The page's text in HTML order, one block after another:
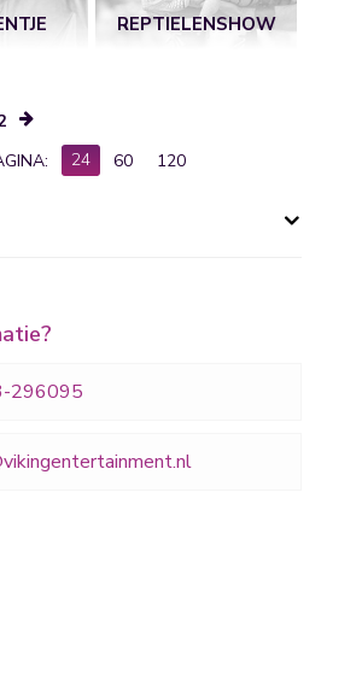
REPTIELENSHOW
24 60 120
296095